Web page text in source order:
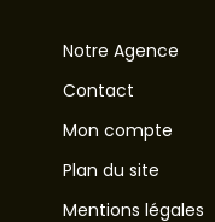
Notre Agence
Contact
Mon compte
Plan du site
Mentions légales